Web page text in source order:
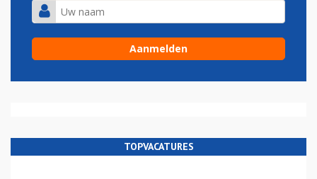
TOPVACATURES